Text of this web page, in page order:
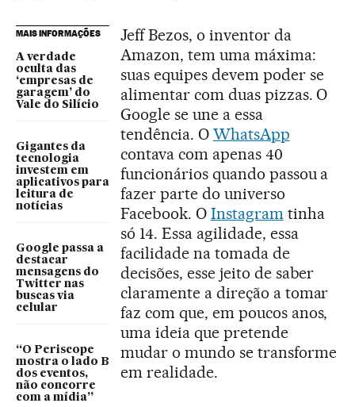
MAIS INFORMAÇÕES
A verdade
oculta das
‘empresas de
garagem’ do
Vale do Silício
Gigantes da
tecnologia
investem em
aplicativos para
leitura de
notícias
Google passa a
destacar
mensagens do
Twitter nas
buscas via
celular
“O Periscope
mostra o lado B
dos eventos,
não concorre
com a mídia”
Jeff Bezos, o inventor da
Amazon, tem uma máxima:
suas equipes devem poder se
alimentar com duas pizzas. O
Google se une a essa
tendência. O WhatsApp
contava com apenas 40
funcionários quando passou a
fazer parte do universo
Facebook. O Instagramtinha
só 14. Essa agilidade, essa
facilidade na tomada de
decisões, esse jeito de saber
claramente a direção a tomar
faz com que, em poucos anos,
uma ideia que pretende
mudar o mundo se transforme
em realidade.